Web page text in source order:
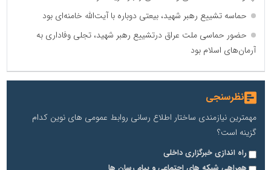
حماسه تشییع رهبر شهید، بیعتی دوباره با آیت‌الله خامنه‌ای بود
حضور حماسی ملت عراق درتشییع رهبر شهید، تجلی وفاداری به
آرمان‌های اسلام بود
نظرسنجی
مهمترین نیازمندی ساختار اطلاع رسانی روابط عمومی های نوین کدام
گزینه است؟
راه اندازی خبرگزاری داخلی